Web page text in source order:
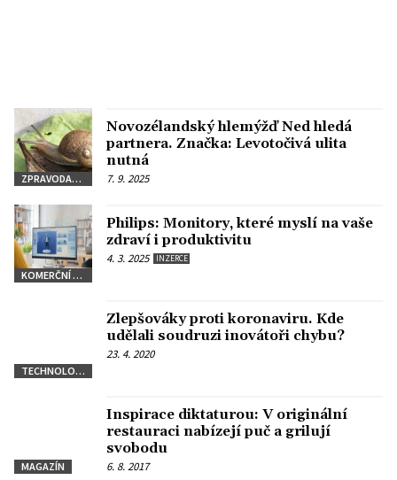
ZPRAVODAJSTVÍ
Novozélandský hlemýžď Ned hledá
partnera. Značka: Levotočivá ulita
nutná
7. 9. 2025
KOMERČNÍ SDĚLENÍ
Philips: Monitory, které myslí na vaše
zdraví i produktivitu
4. 3. 2025 INZERCE
TECHNOLOGIE
Zlepšováky proti koronaviru. Kde
udělali soudruzi inovátoři chybu?
23. 4. 2020
MAGAZÍN
Inspirace diktaturou: V originální
restauraci nabízejí puč a grilují
svobodu
6. 8. 2017